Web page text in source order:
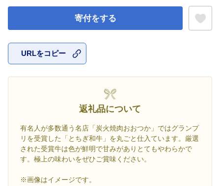
寄付をする
URLをコピー
返礼品について
有名人が多数通う名店「炭火焼肉おおつか」ではグランプ
リを受賞した「とちぎ和牛」を丸ごと仕入ています。厳選
された受賞牛は色が鮮明で甘みがありとてもやわらかで
す。極上の味わいをぜひご賞味ください。
※画像はイメージです。